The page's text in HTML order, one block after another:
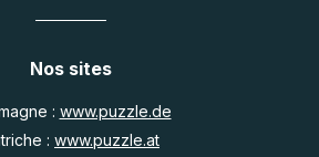
Nos sites
: www.puzzle.de
: www.puzzle.at